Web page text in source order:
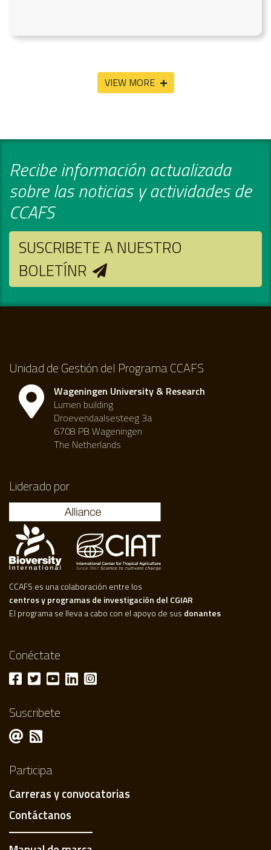
VIEW MORE
Recibe información actualizada
sobre las noticias y actividades de
CCAFS
SUSCRIBETE A NUESTRO
BOLETÍNR
Unidad de Gestión del Programa CCAFS
Wageningen University & Research
Lumen building
Droevendaalsesteeg 3a
6708 PB Wageningen
The Netherlands
Liderado por
CCAFS es una colaboración entre los
centros y programas de investigación del CGIAR
El programa se lleva a cabo con el apoyo de sus donantes
Conéctate
Suscribete
Participa
Carreras y convocatorias
Contáctanos